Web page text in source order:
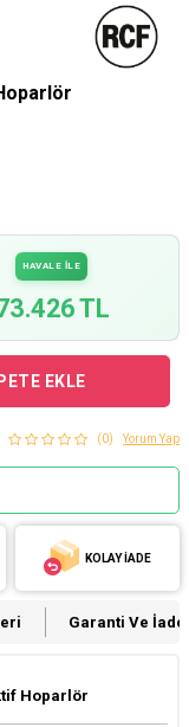
HAVALE İLE
TL
EKLE
(0) Yorum Yap
KOLAY İADE
Garanti Ve İade
Hoparlör